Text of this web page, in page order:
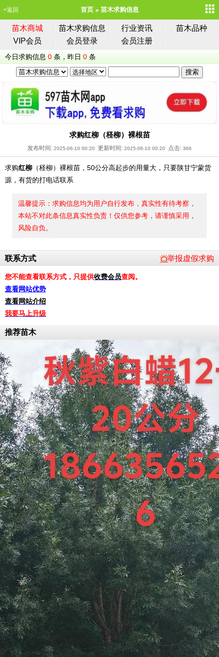
<返回 首页 苗木求购信息
苗木商城 苗木求购信息 行业资讯
苗木品种
VIP会员
会员登录 会员注册
今日求购信息 0 条，昨日 0 条
求购红柳（柽柳）裸根苗
发布时间: 2025-06-10 00:20 更新时间: 2025-06-10 00:20 点击: 366
求购红柳 （柽柳）裸根苗，50公分高起步的用量大，只要陕甘宁蒙货
源，有货的打电话联系
温馨提示：求购信息均为用户自行发布，真实性有待考察，
本站不对此条信息真实性负责！仅供您参考，请谨慎采用，
风险自负。
举报虚假求购
联系方式
您不能查看联系方式，只提供收费会员查阅。
查看网站优势
查看网站介绍
我要马上升级
推荐苗木